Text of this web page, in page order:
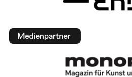
Medienpartner